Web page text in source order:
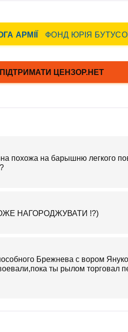
похожа на барышню легкого
НАГОРОДЖУВАТИ !?)
Брежнева с вором
ты рылом торговал